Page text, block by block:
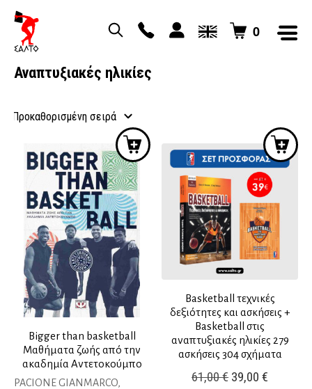
0
Αναπτυξιακές ηλικίες
Bigger than basketball
Μαθήματα ζωής από την
ακαδημία Αντετοκούμπο
PACIONE GIANMARCO,
Basketball τεχνικές
δεξιότητες και ασκήσεις +
Basketball στις
αναπτυξιακές ηλικίες 279
ασκήσεις 304 σχήματα
61,00€ Original
39,00€